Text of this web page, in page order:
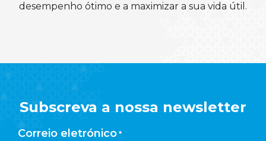
desempenho ótimo e a maximizar a sua vida útil.
Subscreva a nossa newsletter
Correio eletrónico *